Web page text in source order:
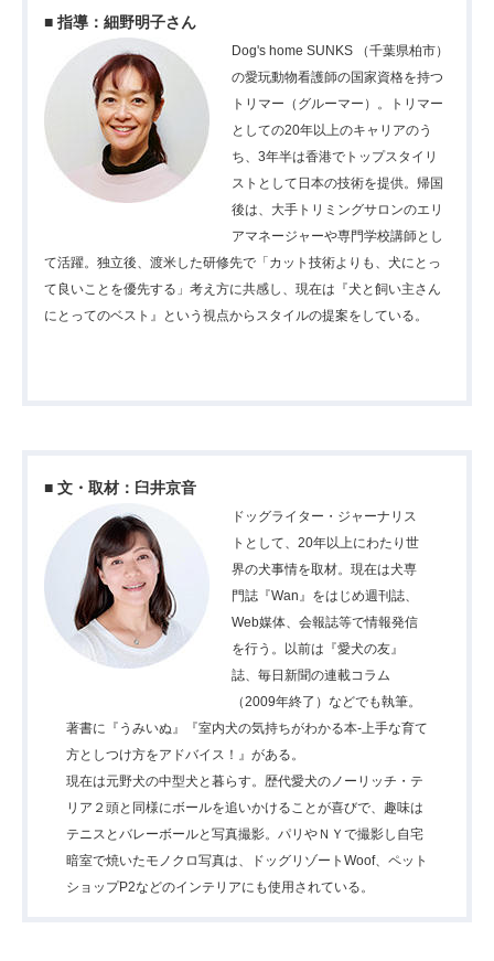
■ 指導：細野明子さん
Dog's home SUNKS （千葉県柏市）
の愛玩動物看護師の国家資格を持つ
トリマー（グルーマー）。トリマー
としての20年以上のキャリアのう
ち、3年半は香港でトップスタイリ
ストとして日本の技術を提供。帰国
後は、大手トリミングサロンのエリ
アマネージャーや専門学校講師とし
て活躍。独立後、渡米した研修先で「カット技術よりも、犬にとっ
て良いことを優先する」考え方に共感し、現在は『犬と飼い主さん
にとってのベスト』という視点からスタイルの提案をしている。
■ 文・取材：臼井京音
ドッグライター・ジャーナリス
トとして、20年以上にわたり世
界の犬事情を取材。現在は犬専
門誌『Wan』をはじめ週刊誌、
Web媒体、会報誌等で情報発信
を行う。以前は『愛犬の友』
誌、毎日新聞の連載コラム
（2009年終了）などでも執筆。
著書に『うみいぬ』『室内犬の気持ちがわかる本-上手な育て
方としつけ方をアドバイス！』がある。
現在は元野犬の中型犬と暮らす。歴代愛犬のノーリッチ・テ
リア２頭と同様にボールを追いかけることが喜びで、趣味は
テニスとバレーボールと写真撮影。パリやＮＹで撮影し自宅
暗室で焼いたモノクロ写真は、ドッグリゾートWoof、ペット
ショップP2などのインテリアにも使用されている。